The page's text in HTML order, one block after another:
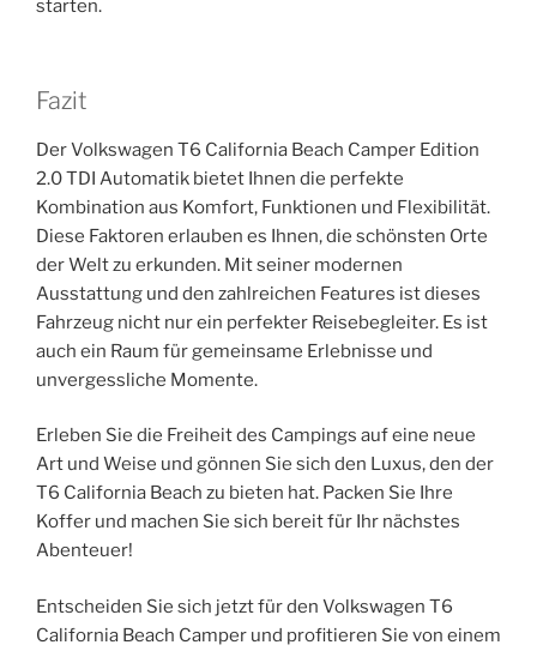
starten.
Fazit
Der Volkswagen T6 California Beach Camper Edition
2.0 TDI Automatik bietet Ihnen die perfekte
Kombination aus Komfort, Funktionen und Flexibilität.
Diese Faktoren erlauben es Ihnen, die schönsten Orte
der Welt zu erkunden. Mit seiner modernen
Ausstattung und den zahlreichen Features ist dieses
Fahrzeug nicht nur ein perfekter Reisebegleiter. Es ist
auch ein Raum für gemeinsame Erlebnisse und
unvergessliche Momente.
Erleben Sie die Freiheit des Campings auf eine neue
Art und Weise und gönnen Sie sich den Luxus, den der
T6 California Beach zu bieten hat. Packen Sie Ihre
Koffer und machen Sie sich bereit für Ihr nächstes
Abenteuer!
Entscheiden Sie sich jetzt für den Volkswagen T6
California Beach Camper und profitieren Sie von einem